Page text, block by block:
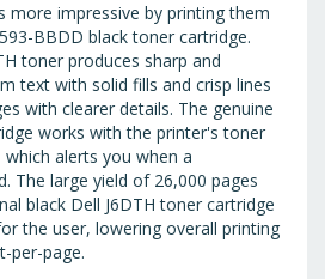
more impressive by printing them
BBDD black toner cartridge.
toner produces sharp and
text with solid fills and crisp lines
with clearer details. The genuine
works with the printer's toner
alerts you when a
The large yield of 26,000 pages
black Dell J6DTH toner cartridge
the user, lowering overall printing
per-page.